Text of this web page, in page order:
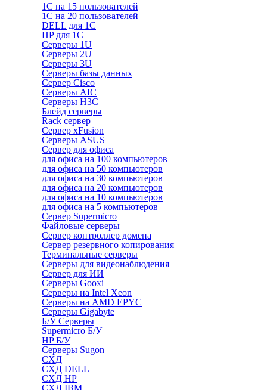
1С на 15 пользователей
1С на 20 пользователей
DELL для 1С
HP для 1С
Серверы 1U
Серверы 2U
Серверы 3U
Серверы базы данных
Сервер Cisco
Серверы AIC
Серверы H3C
Блейд серверы
Rack сервер
Сервер xFusion
Серверы ASUS
Сервер для офиса
для офиса на 100 компьютеров
для офиса на 50 компьютеров
для офиса на 30 компьютеров
для офиса на 20 компьютеров
для офиса на 10 компьютеров
для офиса на 5 компьютеров
Сервер Supermicro
Файловые серверы
Сервер контроллер домена
Сервер резервного копирования
Терминальные серверы
Серверы для видеонаблюдения
Сервер для ИИ
Серверы Gooxi
Серверы на Intel Xeon
Серверы на AMD EPYC
Серверы Gigabyte
Б/У Серверы
Supermicro Б/У
HP Б/У
Серверы Sugon
СХД
СХД DELL
СХД HP
СХД IBM